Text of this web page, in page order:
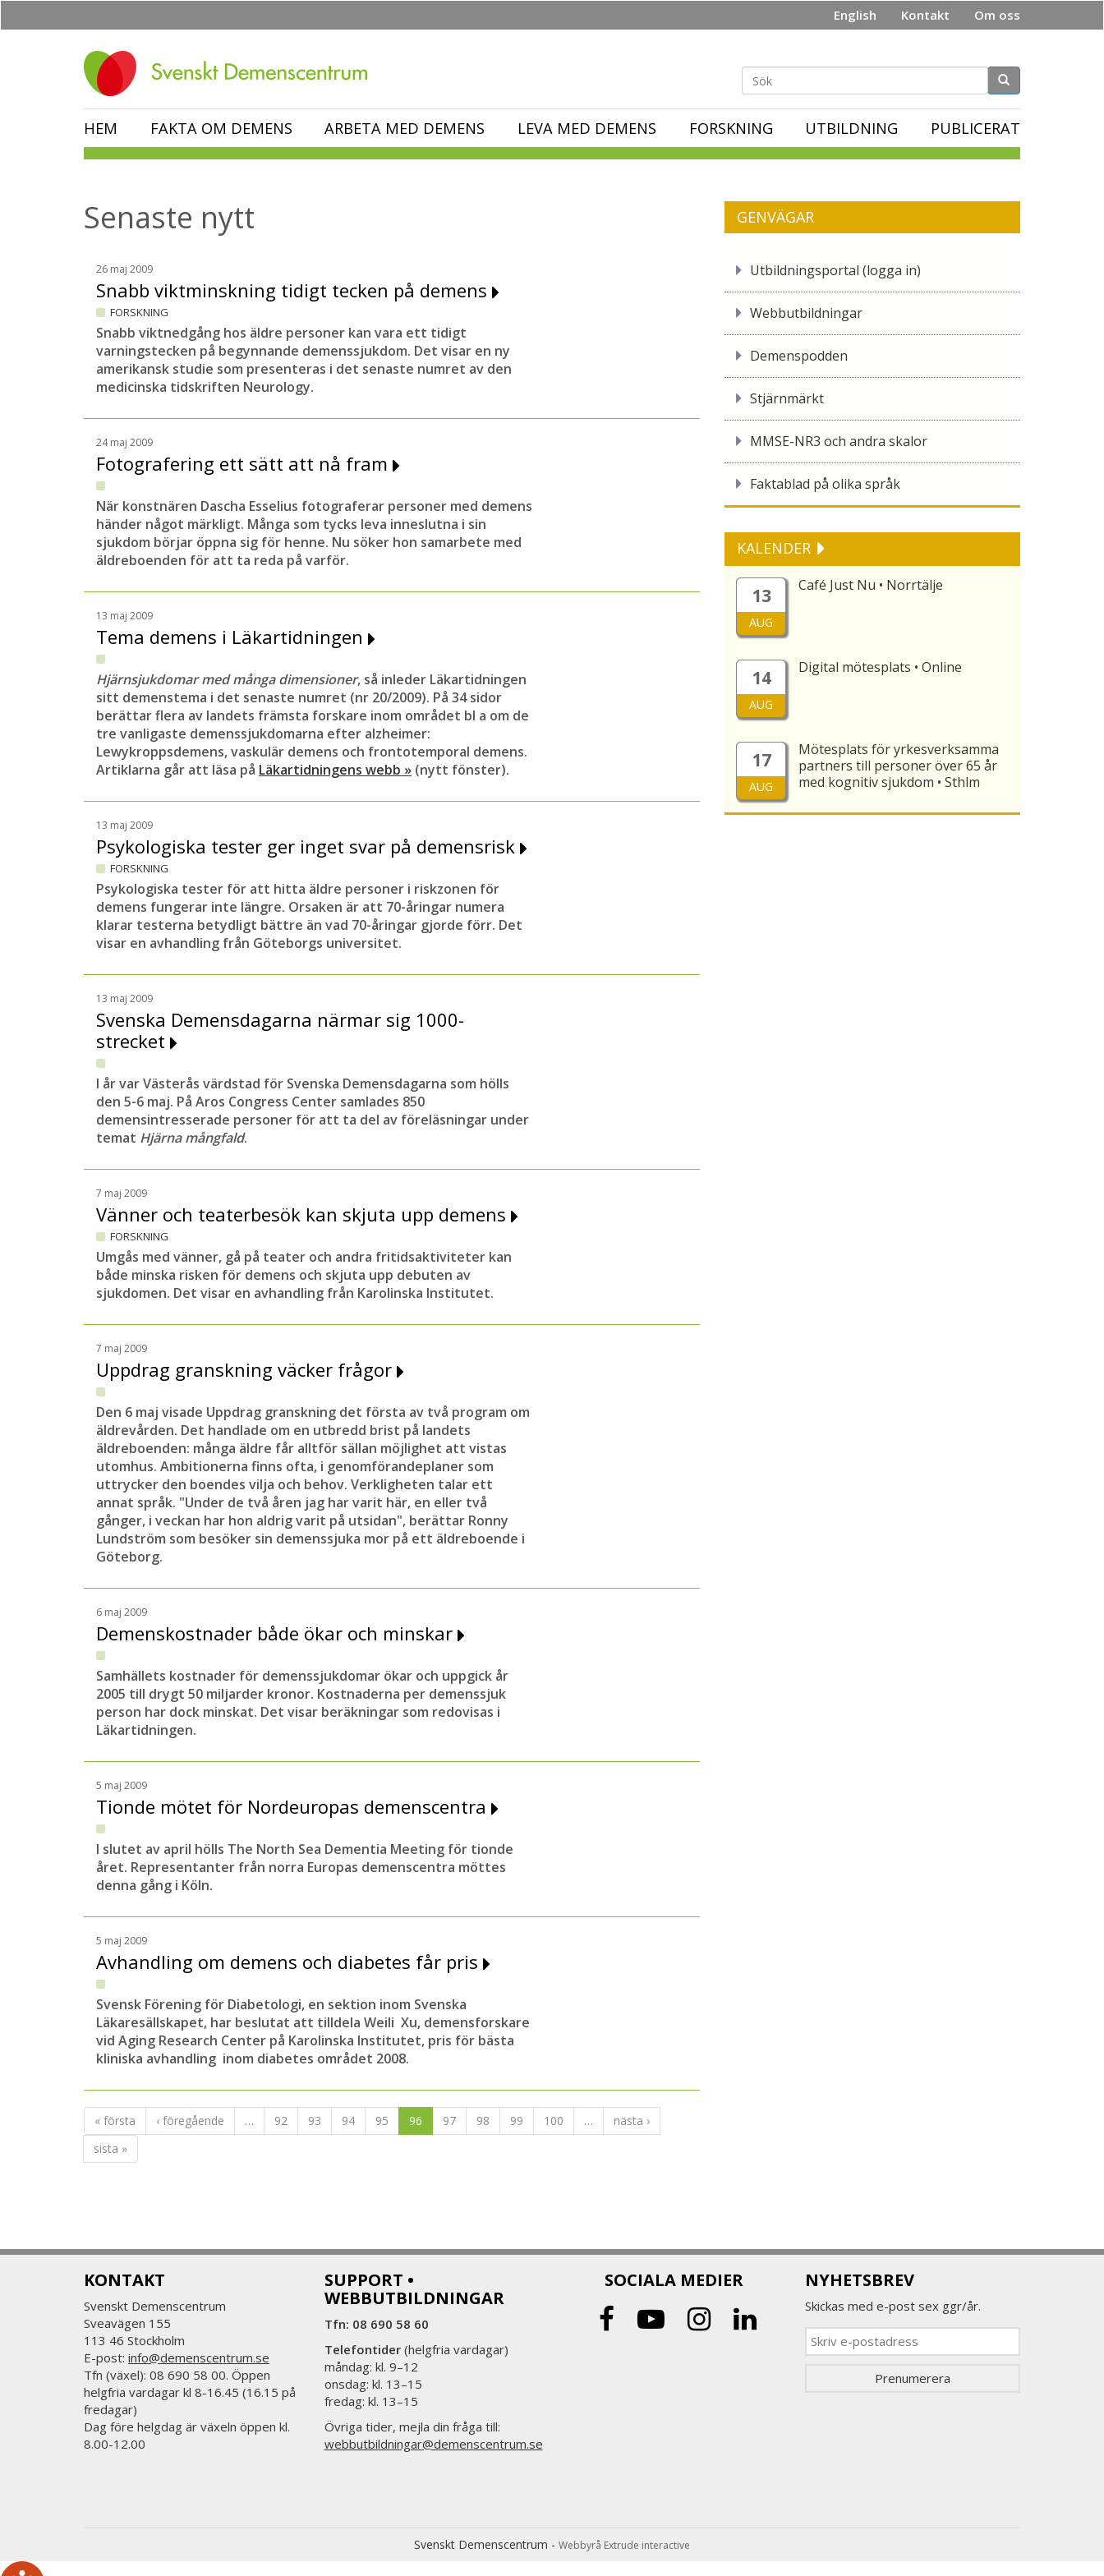
English Kontakt Om oss
Sökformulär
HEM FAKTA OM DEMENS ARBETA MED DEMENS LEVA MED DEMENS FORSKNING UTBILDNING PUBLICERAT
Senaste nytt
26 maj 2009
Snabb viktminskning tidigt tecken på demens
FORSKNING
Snabb viktnedgång hos äldre personer kan vara ett tidigt
varningstecken på begynnande demenssjukdom. Det visar en ny
amerikansk studie som presenteras i det senaste numret av den
medicinska tidskriften Neurology.
24 maj 2009
Fotografering ett sätt att nå fram
När konstnären Dascha Esselius fotograferar personer med demens
händer något märkligt. Många som tycks leva inneslutna i sin
sjukdom börjar öppna sig för henne. Nu söker hon samarbete med
äldreboenden för att ta reda på varför.
13 maj 2009
Tema demens i Läkartidningen
Hjärnsjukdomar med många dimensioner, så inleder Läkartidningen
sitt demenstema i det senaste numret (nr 20/2009). På 34 sidor
berättar flera av landets främsta forskare inom området bl a om de
tre vanligaste demenssjukdomarna efter alzheimer:
Lewykroppsdemens, vaskulär demens och frontotemporal demens.
Artiklarna går att läsa på Läkartidningens webb » (nytt fönster).
13 maj 2009
Psykologiska tester ger inget svar på demensrisk
FORSKNING
Psykologiska tester för att hitta äldre personer i riskzonen för
demens fungerar inte längre. Orsaken är att 70-åringar numera
klarar testerna betydligt bättre än vad 70-åringar gjorde förr. Det
visar en avhandling från Göteborgs universitet.
13 maj 2009
Svenska Demensdagarna närmar sig 1000-
strecket
I år var Västerås värdstad för Svenska Demensdagarna som hölls
den 5-6 maj. På Aros Congress Center samlades 850
demensintresserade personer för att ta del av föreläsningar under
temat Hjärna mångfald.
7 maj 2009
Vänner och teaterbesök kan skjuta upp demens
FORSKNING
Umgås med vänner, gå på teater och andra fritidsaktiviteter kan
både minska risken för demens och skjuta upp debuten av
sjukdomen. Det visar en avhandling från Karolinska Institutet.
7 maj 2009
Uppdrag granskning väcker frågor
Den 6 maj visade Uppdrag granskning det första av två program om
äldrevården. Det handlade om en utbredd brist på landets
äldreboenden: många äldre får alltför sällan möjlighet att vistas
utomhus. Ambitionerna finns ofta, i genomförandeplaner som
uttrycker den boendes vilja och behov. Verkligheten talar ett
annat språk. "Under de två åren jag har varit här, en eller två
gånger, i veckan har hon aldrig varit på utsidan", berättar Ronny
Lundström som besöker sin demenssjuka mor på ett äldreboende i
Göteborg.
6 maj 2009
Demenskostnader både ökar och minskar
Samhällets kostnader för demenssjukdomar ökar och uppgick år
2005 till drygt 50 miljarder kronor. Kostnaderna per demenssjuk
person har dock minskat. Det visar beräkningar som redovisas i
Läkartidningen.
5 maj 2009
Tionde mötet för Nordeuropas demenscentra
I slutet av april hölls The North Sea Dementia Meeting för tionde
året. Representanter från norra Europas demenscentra möttes
denna gång i Köln.
5 maj 2009
Avhandling om demens och diabetes får pris
Svensk Förening för Diabetologi, en sektion inom Svenska
Läkaresällskapet, har beslutat att tilldela Weili Xu, demensforskare
vid Aging Research Center på Karolinska Institutet, pris för bästa
kliniska avhandling inom diabetes området 2008.
« första ‹ föregående … 92 93 94 95 96 97 98 99 100 …
nästa ›
sista »
GENVÄGAR
Utbildningsportal (logga in)
Webbutbildningar
Demenspodden
Stjärnmärkt
MMSE-NR3 och andra skalor
Faktablad på olika språk
KALENDER
13
AUG
Café Just Nu • Norrtälje
14
AUG
Digital mötesplats • Online
17
AUG
Mötesplats för yrkesverksamma
partners till personer över 65 år
med kognitiv sjukdom • Sthlm
KONTAKT
Svenskt Demenscentrum
Sveavägen 155
113 46 Stockholm
E-post: info@demenscentrum.se
Tfn (växel): 08 690 58 00. Öppen
helgfria vardagar kl 8-16.45 (16.15 på
fredagar)
Dag före helgdag är växeln öppen kl.
8.00-12.00
SUPPORT •
WEBBUTBILDNINGAR
Tfn: 08 690 58 60
Telefontider(helgfria vardagar)
måndag: kl. 9–12
onsdag: kl. 13–15
fredag: kl. 13–15
Övriga tider, mejla din fråga till:
webbutbildningar@demenscentrum.se
SOCIALA MEDIER NYHETSBREV
Skickas med e-post sex ggr/år.
Svenskt Demenscentrum - Webbyrå Extrude interactive